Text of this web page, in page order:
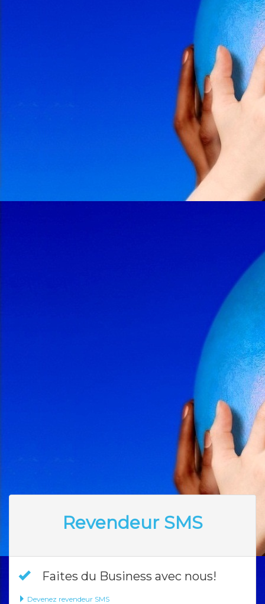
Revendeur SMS
Faites du Business avec nous!
Devenez revendeur SMS